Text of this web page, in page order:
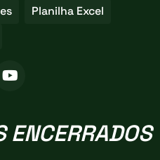
Planilha Excel
ENCERRADOS